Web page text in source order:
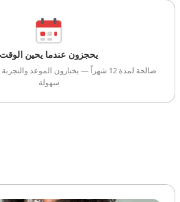
يحجزون عندما يحين الوقت
صالحة لمدة 12 شهراً — يختارون الموعد
سهولة